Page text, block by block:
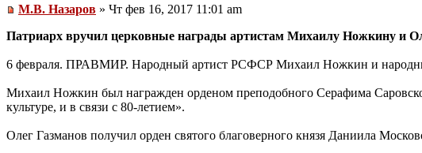
М.В. Назаров » Чт фев 16, 2017 11:01 am
Патриарх вручил церковные награды артистам Михаилу Ножкину и
6 февраля. ПРАВМИР. Народный артист РСФСР Михаил Ножкин и
Михаил Ножкин был награжден орденом преподобного Серафима
культуре, и в связи с 80-летием».
Олег Газманов получил орден святого благоверного князя Даниила